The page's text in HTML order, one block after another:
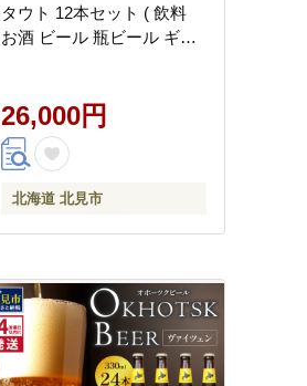
タウト 12本セット ( 飲料
お酒 ビール 瓶ビール ギフ
0091】
26,000円
北海道 北見市